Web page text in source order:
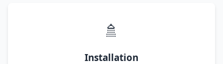
🚿
Installation